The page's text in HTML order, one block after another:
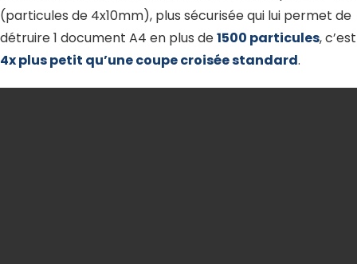
(particules de 4x10mm), plus sécurisée qui lui permet de
détruire 1 document A4 en plus de1500 particules, c’est
4x plus petit qu’une coupe croisée standard.